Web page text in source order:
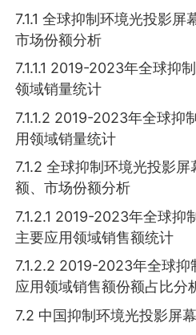
7.1.1 全球抑制环境光投影屏
市场份额分析
7.1.1.1 2019-2023年全球抑
领域销量统计
7.1.1.2 2019-2023年全球抑
用领域销量统计
7.1.2 全球抑制环境光投影
额、市场份额分析
7.1.2.1 2019-2023年全球抑
主要应用领域销售额统计
7.1.2.2 2019-2023年全球抑
应用领域销售额份额占比分
7.2 中国抑制环境光投影屏